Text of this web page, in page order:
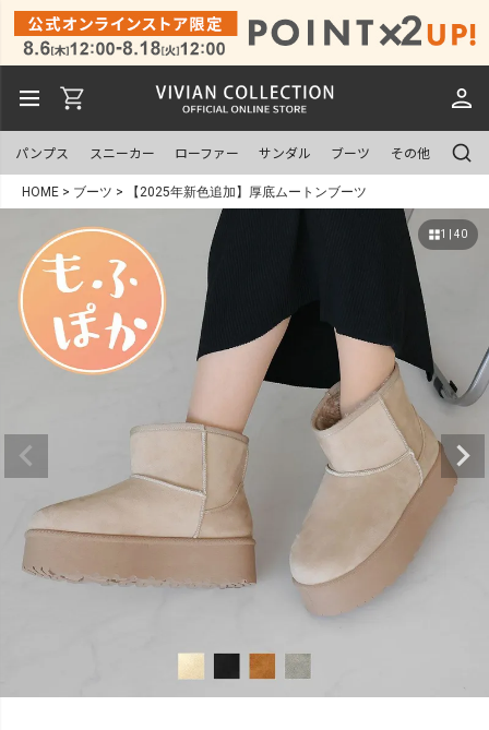
パンプス スニーカー ローファー サンダル ブーツ その他
HOME ブーツ 【2025年新色追加】厚底ムートンブーツ
1 | 40